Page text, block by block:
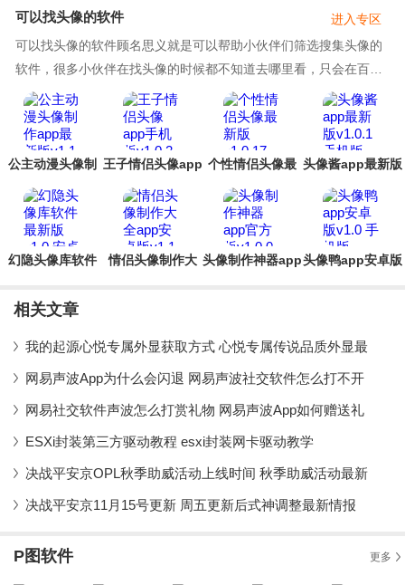
件 软件
可以找头像的软件
可以找头像的软件顾名思义就是可以帮助小伙伴们筛选搜集头像的
软件，很多小伙伴在找头像的时候都不知道去哪里看，只会在百度
图片中不断地搜索，但是又不容易找到合自己心意
进入专区
公主动漫头像制
王子情侣头像app 个性情侣头像最 头像酱app最新版
幻隐头像库软件
情侣头像制作大 头像制作神器app头像鸭app安卓版
相关文章
我的起源心悦专属外显获取方式 心悦专属传说品质外显最
网易声波App为什么会闪退 网易声波社交软件怎么打不开
网易社交软件声波怎么打赏礼物 网易声波App如何赠送礼
ESXi封装第三方驱动教程 esxi封装网卡驱动教学
决战平安京OPL秋季助威活动上线时间 秋季助威活动最新
决战平安京11月15号更新 周五更新后式神调整最新情报
P图软件 更多